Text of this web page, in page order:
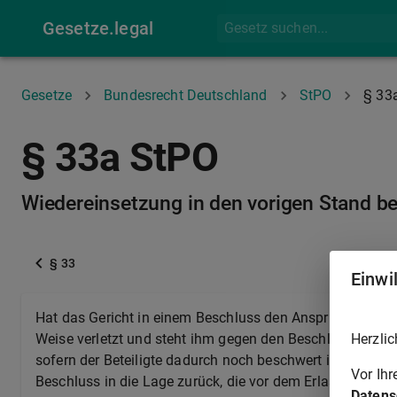
Gesetze.legal
Gesetze Bundesrecht Deutschland StPO §
§ 33a StPO
Wiedereinsetzung in den vorigen Stand
§ 33
Hat das Gericht in einem Beschluss den Anspruch
Weise verletzt und steht ihm gegen den Beschluss keine
sofern der Beteiligte dadurch noch beschwert ist, von
Beschluss in die Lage zurück, die vor dem Erlass der
Vor